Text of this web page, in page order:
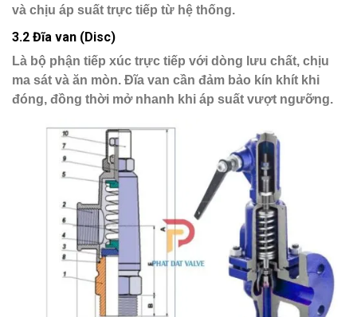
và chịu áp suất trực tiếp từ hệ thống.
3.2 Đĩa van (Disc)
Là bộ phận tiếp xúc trực tiếp với dòng lưu chất, chịu
ma sát và ăn mòn. Đĩa van cần đảm bảo kín khít khi
đóng, đồng thời mở nhanh khi áp suất vượt ngưỡng.